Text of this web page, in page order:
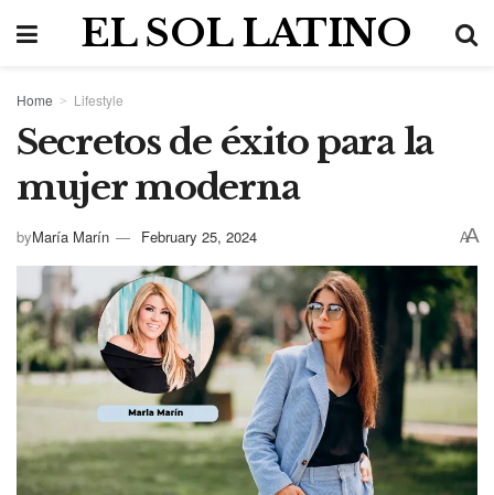
EL SOL LATINO
Home Lifestyle
Secretos de éxito para la
mujer moderna
byMaría Marín February 25, 2024 AA